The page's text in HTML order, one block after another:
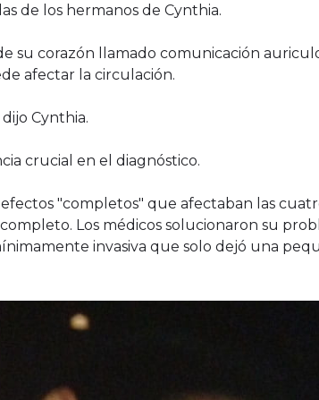
de los hermanos de Cynthia.
su corazón llamado comunicación
afectar la circulación.
Cynthia.
crucial en el diagnóstico.
"completos" que afectaban las
Los médicos solucionaron su
invasiva que solo dejó una